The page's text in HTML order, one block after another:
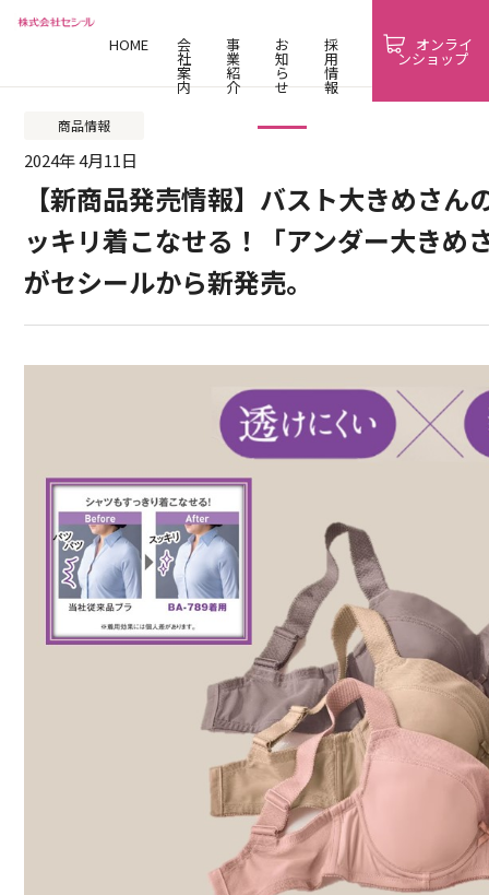
HOME 会
社
案
内
事
業
紹
介
お
知
ら
せ
採
用
情
報
オンライ
ンショップ
商品情報
2024年 4月11日
【新商品発売情報】バスト大きめさ
ッキリ着こなせる！「アンダー大きめ
がセシールから新発売。